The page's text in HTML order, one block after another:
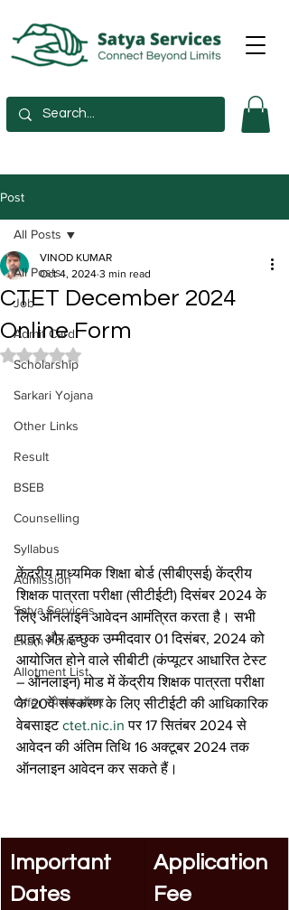
Post
All Posts
Job
Admit Card
Scholarship
Sarkari Yojana
Other Links
Result
BSEB
Counselling
Syllabus
Admission
Satya Services
Exam Form
Allotment List
Offer स्पेशल ऑफर
All Posts
CTET December 2024
Online Form
VINOD KUMAR
Oct 4, 2024 3 min read
Rated NaN out of 5 stars.
केंद्रीय माध्यमिक शिक्षा बोर्ड (सीबीएसई) केंद्रीय
शिक्षक पात्रता परीक्षा (सीटीईटी) दिसंबर 2024 के
लिए ऑनलाइन आवेदन आमंत्रित करता है। सभी
पात्र और इच्छुक उम्मीदवार 01 दिसंबर, 2024 को
आयोजित होने वाले सीबीटी (कंप्यूटर आधारित टेस्ट
– ऑनलाइन) मोड में केंद्रीय शिक्षक पात्रता परीक्षा
के 20वें संस्करण के लिए सीटीईटी की आधिकारिक
वेबसाइट ctet.nic.in पर 17 सितंबर 2024 से
आवेदन की अंतिम तिथि 16 अक्टूबर 2024 तक
ऑनलाइन आवेदन कर सकते हैं।
Important
Dates
Application
Fee